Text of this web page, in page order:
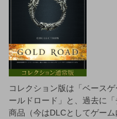
コレクション版は「ベース
ールドロード」と、過去に
商品（今はDLCとしてゲー